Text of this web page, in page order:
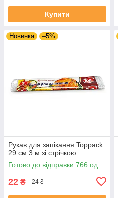
Купити
Новинка –5%
Рукав для запікання Toppack
29 см 3 м зі стрічкою
Готово до відправки 766 од.
22 ₴ 24 ₴